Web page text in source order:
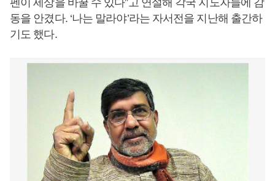
펜이 세상을 바꿀 수 있다”고 연설해 각국 지도자들에 감
동을 안겼다. ‘나는 말라야’라는 자서전을 지난해 출간하
기도 했다.